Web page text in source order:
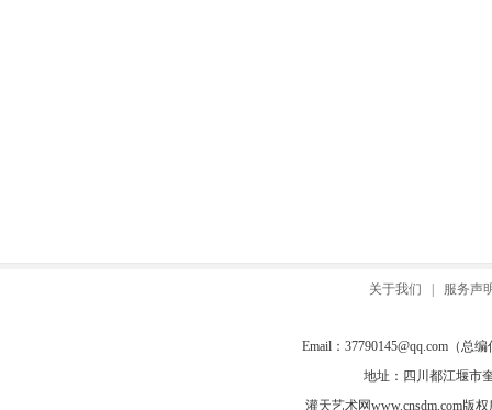
关于我们 服务声
Email： 37790145@qq.com（总编
地址：四川都江堰市
灌天艺术网www.cnsdm.com版权